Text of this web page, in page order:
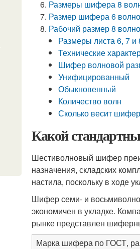
Размеры шифера 8
Размер шифера 6
Рабочий размер 8
Размеры листа 6, 7
Технические
Шифер волновой
Унифицированный
Обыкновенный
Количество волн
Сколько весит
Какой
Шестиволновый шифер
назначения, складских
настила, поскольку в ходе
Шифер семи- и
экономичен в укладке.
рынке представлен
Марка шифера по ГОСТ,